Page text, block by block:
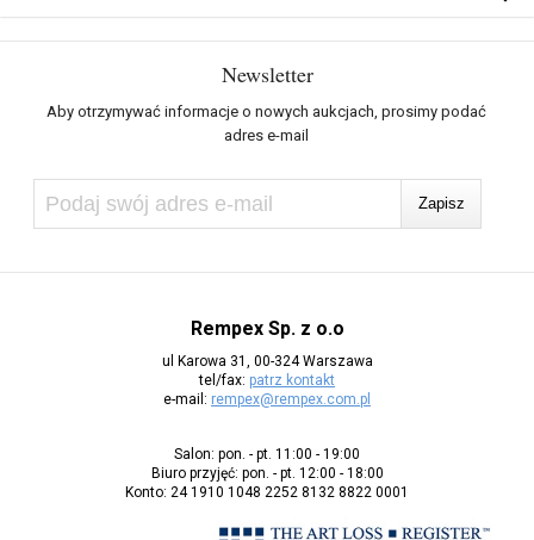
Newsletter
Aby otrzymywać informacje o nowych aukcjach, prosimy podać
adres e-mail
Rempex Sp. z o.o
ul Karowa 31, 00-324 Warszawa
tel/fax: patrz kontakt
e-mail: rempex@rempex.com.pl
Salon: pon. - pt. 11:00 - 19:00
Biuro przyjęć: pon. - pt. 12:00 - 18:00
Konto: 24 1910 1048 2252 8132 8822 0001